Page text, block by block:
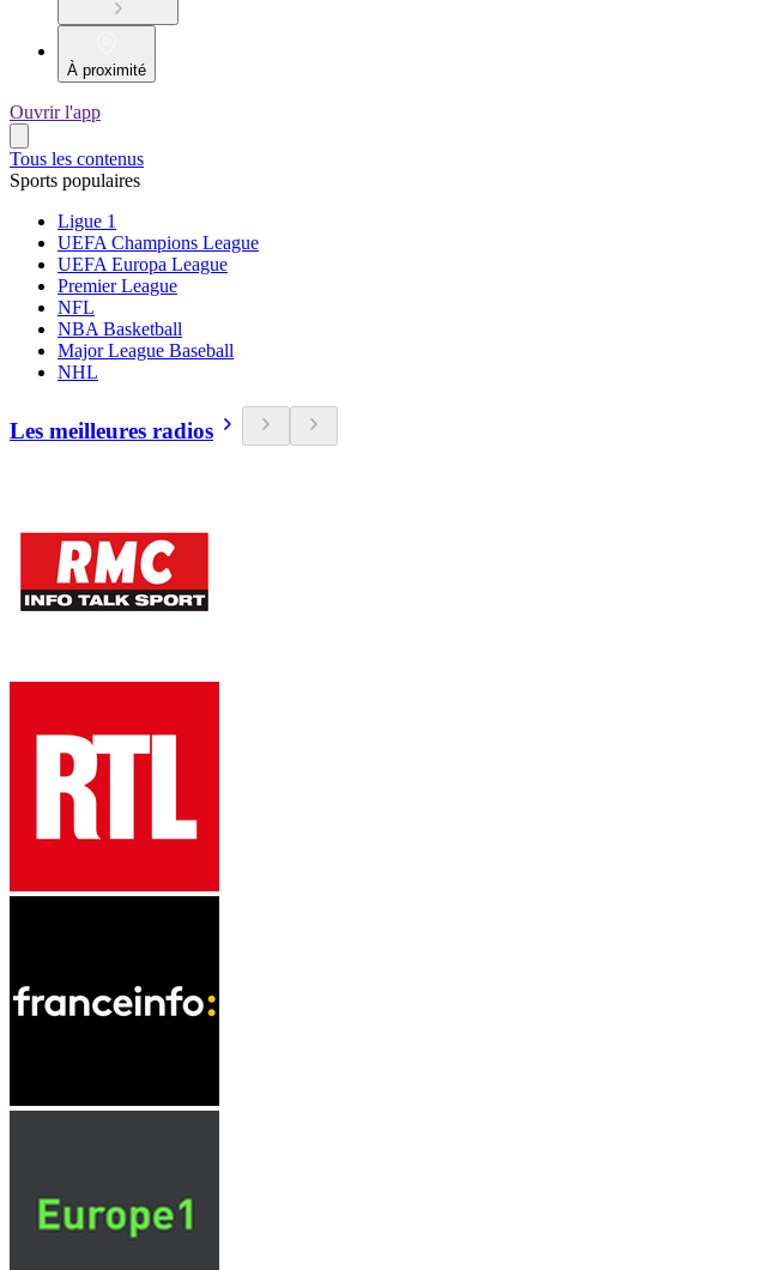
À proximité
Ouvrir l'app
Tous les contenus
Sports populaires
Ligue 1
UEFA Champions League
UEFA Europa League
Premier League
NFL
NBA Basketball
Major League Baseball
NHL
Les meilleures radios